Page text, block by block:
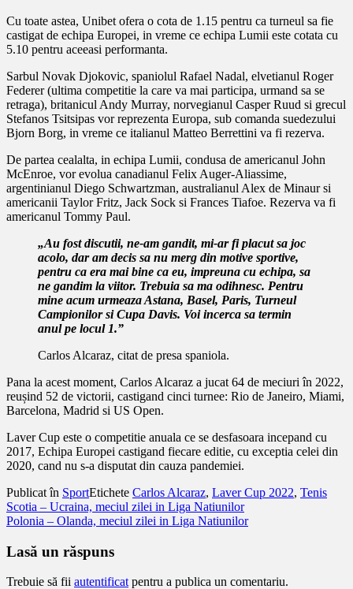
Cu toate astea, Unibet ofera o cota de 1.15 pentru ca turneul sa fie
castigat de echipa Europei, in vreme ce echipa Lumii este cotata cu
5.10 pentru aceeasi performanta.
Sarbul Novak Djokovic, spaniolul Rafael Nadal, elvetianul Roger
Federer (ultima competitie la care va mai participa, urmand sa se
retraga), britanicul Andy Murray, norvegianul Casper Ruud si grecul
Stefanos Tsitsipas vor reprezenta Europa, sub comanda suedezului
Bjorn Borg, in vreme ce italianul Matteo Berrettini va fi rezerva.
De partea cealalta, in echipa Lumii, condusa de americanul John
McEnroe, vor evolua canadianul Felix Auger-Aliassime,
argentinianul Diego Schwartzman, australianul Alex de Minaur si
americanii Taylor Fritz, Jack Sock si Frances Tiafoe. Rezerva va fi
americanul Tommy Paul.
„Au fost discutii, ne-am gandit, mi-ar fi placut sa joc
acolo, dar am decis sa nu merg din motive sportive,
pentru ca era mai bine ca eu, impreuna cu echipa, sa
ne gandim la viitor. Trebuia sa ma odihnesc. Pentru
mine acum urmeaza Astana, Basel, Paris, Turneul
Campionilor si Cupa Davis. Voi incerca sa termin
anul pe locul 1.”
Carlos Alcaraz, citat de presa spaniola.
Pana la acest moment, Carlos Alcaraz a jucat 64 de meciuri în 2022,
reușind 52 de victorii, castigand cinci turnee: Rio de Janeiro, Miami,
Barcelona, Madrid si US Open.
Laver Cup este o competitie anuala ce se desfasoara incepand cu
2017, Echipa Europei castigand fiecare editie, cu exceptia celei din
2020, cand nu s-a disputat din cauza pandemiei.
Publicat în SportEtichete Carlos Alcaraz, Laver Cup 2022, Tenis
Navigare
în
articole
Scotia – Ucraina, meciul zilei in Liga Natiunilor
Polonia – Olanda, meciul zilei in Liga Natiunilor
Lasă un răspuns
Trebuie să fii autentificatpentru a publica un comentariu.